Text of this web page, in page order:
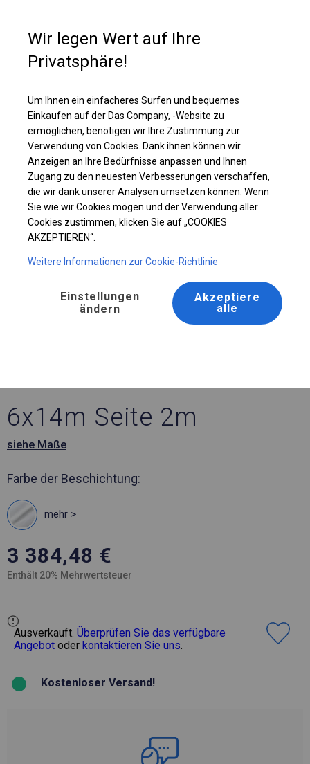
Ganzjähriges Catering-Zelt | 6x14 m
6x14m Seite 2m
siehe Maße
Farbe der Beschichtung:
mehr >
3 384,48 €
Enthält 20% Mehrwertsteuer
Ausverkauft. Überprüfen Sie das verfügbare
Angebot oder kontaktieren Sie uns.
Kostenloser Versand!
Wir legen Wert auf Ihre
Privatsphäre!
Um Ihnen ein einfacheres Surfen und bequemes
Einkaufen auf der Das Company, -Website zu
ermöglichen, benötigen wir Ihre Zustimmung zur
Verwendung von Cookies. Dank ihnen können wir
Anzeigen an Ihre Bedürfnisse anpassen und Ihnen
Zugang zu den neuesten Verbesserungen verschaffen,
die wir dank unserer Analysen umsetzen können. Wenn
Sie wie wir Cookies mögen und der Verwendung aller
Cookies zustimmen, klicken Sie auf „COOKIES
AKZEPTIEREN“.
Weitere Informationen zur Cookie-Richtlinie
Einstellungen
ändern
Akzeptiere
alle